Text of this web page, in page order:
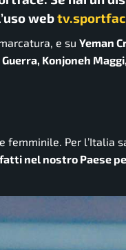
web
e su Yeman
Konjoneh
femminile. Per l’Italia
nel nostro Paese